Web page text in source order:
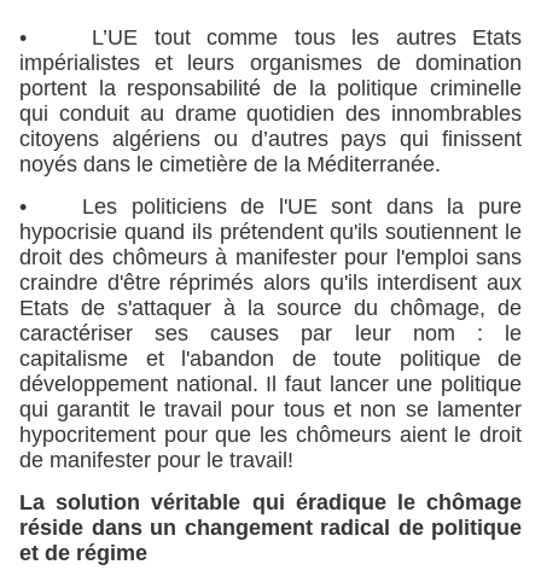
• L’UE tout comme tous les autres Etats
impérialistes et leurs organismes de domination
portent la responsabilité de la politique criminelle
qui conduit au drame quotidien des innombrables
citoyens algériens ou d’autres pays qui finissent
noyés dans le cimetière de la Méditerranée.
• Les politiciens de l'UE sont dans la pure
hypocrisie quand ils prétendent qu'ils soutiennent le
droit des chômeurs à manifester pour l'emploi sans
craindre d'être réprimés alors qu'ils interdisent aux
Etats de s'attaquer à la source du chômage, de
caractériser ses causes par leur nom : le
capitalisme et l'abandon de toute politique de
développement national. Il faut lancer une politique
qui garantit le travail pour tous et non se lamenter
hypocritement pour que les chômeurs aient le droit
de manifester pour le travail!
La solution véritable qui éradique le chômage
réside dans un changement radical de politique
et de régime